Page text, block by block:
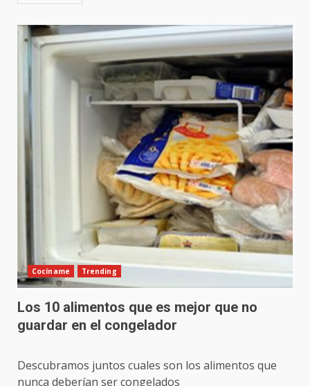
Cocíname Trending
Los 10 alimentos que es mejor que no
guardar en el congelador
Descubramos juntos cuales son los alimentos que
nunca deberían ser congelados